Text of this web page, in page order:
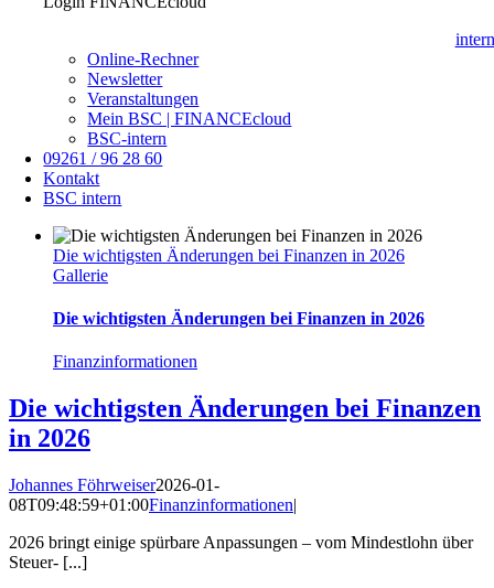
intern
Online-Rechner
Newsletter
Veranstaltungen
Mein BSC | FINANCEcloud
BSC-intern
09261 / 96 28 60
Kontakt
BSC intern
Die wichtigsten Änderungen bei Finanzen in 2026
Gallerie
Die wichtigsten Änderungen bei Finanzen in 2026
Finanzinformationen
Die wichtigsten Änderungen bei Finanzen
in 2026
Johannes Föhrweiser2026-01-
08T09:48:59+01:00Finanzinformationen|
2026 bringt einige spürbare Anpassungen – vom Mindestlohn über
Steuer- [...]